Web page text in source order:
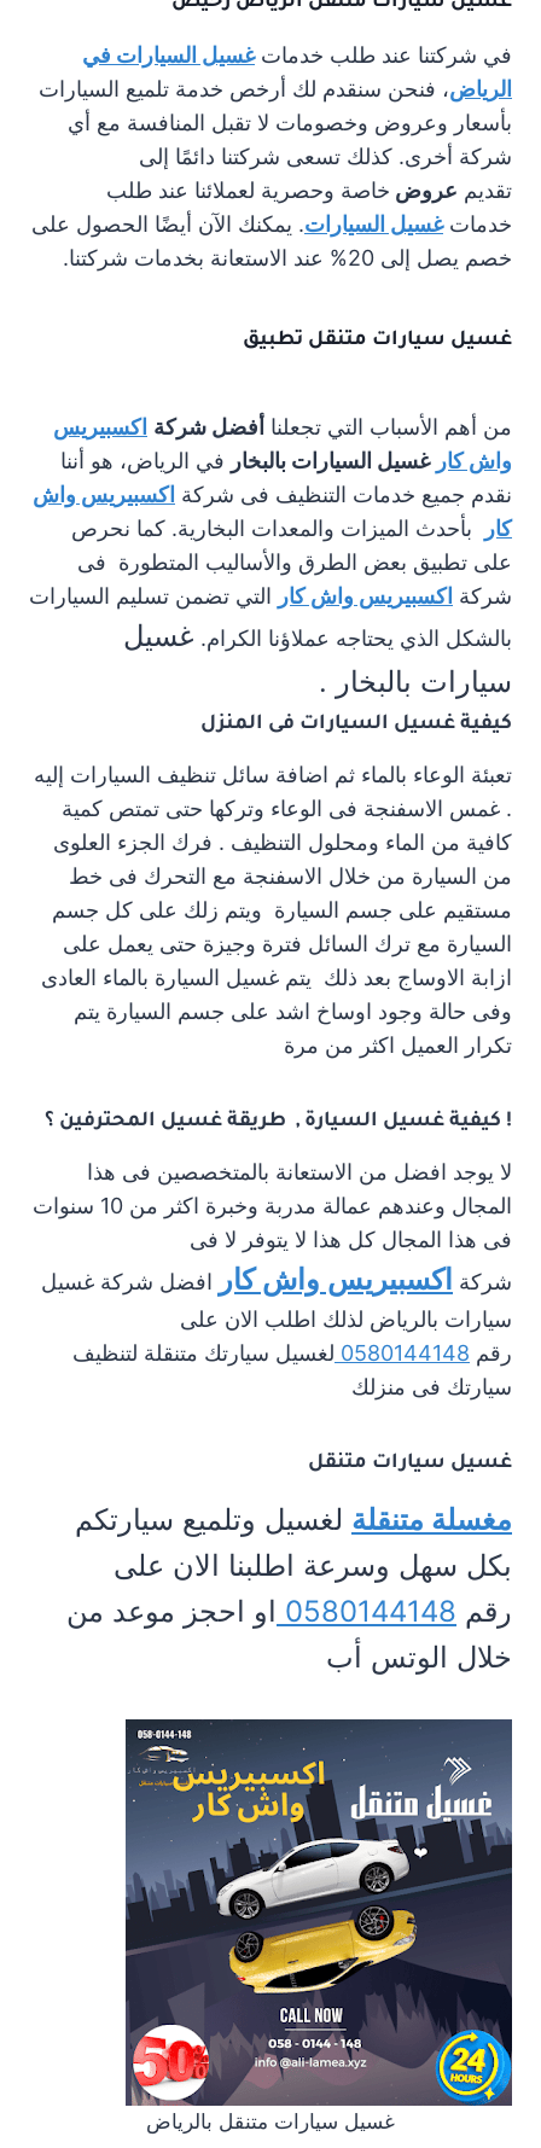
في شركتنا عند طلب خدماتغسيل السيارات في
الرياض، فنحن سنقدم لك أرخص خدمة تلميع السيارات
بأسعار وعروض وخصومات لا تقبل المنافسة مع أي
شركة أخرى. كذلك تسعى شركتنا دائمًا إلى
تقديم عروض خاصة وحصرية لعملائنا عند طلب
خدماتغسيل السيارات. يمكنك الآن أيضًا الحصول على
خصم يصل إلى 20% عند الاستعانة بخدمات شركتنا.
غسيل سيارات متنقل تطبيق
من أهم الأسباب التي تجعلنا أفضل شركة اكسبيريس
واش كار غسيل السيارات بالبخار في الرياض، هو أننا
نقدم جميع خدمات التنظيف فى شركة اكسبيريس واش
كار
بأحدث الميزات والمعدات البخارية. كما نحرص
على تطبيق بعض الطرق والأساليب المتطورة فى
شركة اكسبيريس واش كار التي تضمن تسليم السيارات
بالشكل الذي يحتاجه عملاؤنا الكرام. غسيل
سيارات بالبخار .
كيفية غسيل السيارات فى المنزل
تعبئة الوعاء بالماء ثم اضافة سائل تنظيف السيارات إليه
. غمس الاسفنجة فى الوعاء وتركها حتى تمتص كمية
كافية من الماء ومحلول التنظيف . فرك الجزء العلوى
من السيارة من خلال الاسفنجة مع التحرك فى خط
مستقيم على جسم السيارة ويتم زلك على كل جسم
السيارة مع ترك السائل فترة وجيزة حتى يعمل على
ازابة الاوساج بعد ذلك يتم غسيل السيارة بالماء العادى
وفى حالة وجود اوساخ اشد على جسم السيارة يتم
تكرار العميل اكثر من مرة
! كيفية غسيل السيارة , طريقة غسيل المحترفين ؟
لا يوجد افضل من الاستعانة بالمتخصصين فى هذا
المجال وعندهم عمالة مدربة وخبرة اكثر من 10 سنوات
فى هذا المجال كل هذا لا يتوفر لا فى
شركة اكسبيريس واش كار
افضل شركة غسيل
سيارات بالرياض لذلك اطلب الان على
رقم 0580144148 لغسيل سيارتك متنقلة لتنظيف
سيارتك فى منزلك
غسيل سيارات متنقل
مغسلة متنقلة لغسيل وتلميع سيارتكم
بكل سهل وسرعة اطلبنا الان على
رقم 0580144148 او احجز موعد من
خلال الوتس أب
غسيل سيارات متنقل بالرياض